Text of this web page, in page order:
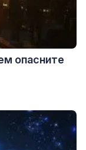
опасните